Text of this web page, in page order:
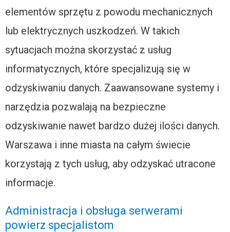
elementów sprzętu z powodu mechanicznych
lub elektrycznych uszkodzeń. W takich
sytuacjach można skorzystać z usług
informatycznych, które specjalizują się w
odzyskiwaniu danych. Zaawansowane systemy i
narzędzia pozwalają na bezpieczne
odzyskiwanie nawet bardzo dużej ilości danych.
Warszawa i inne miasta na całym świecie
korzystają z tych usług, aby odzyskać utracone
informacje.
Administracja i obsługa serwerami
powierz specjalistom